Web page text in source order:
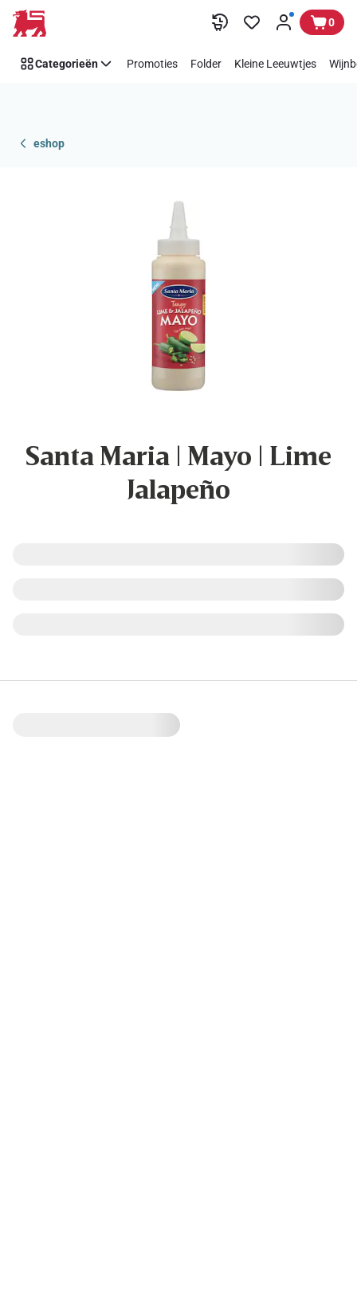
Overslaan 0
Categorieën Promoties Folder Kleine Leeuwtjes
eshop
Santa Maria | Mayo | Lime
Jalapeño